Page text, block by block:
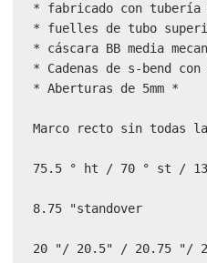
* fabricado con tubería
* fuelles de tubo
* cáscara BB media
* Cadenas de s-bend
* Aberturas de 5mm *
Marco recto sin todas
75.5 ° ht / 70 ° st /
8.75 "standover
20 "/ 20.5" / 20.75 "/